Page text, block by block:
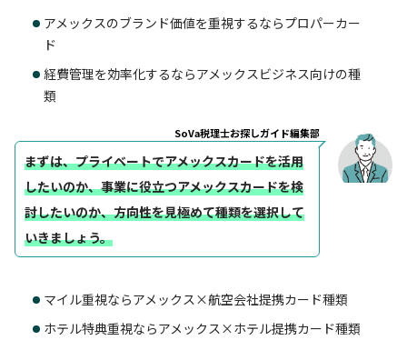
アメックスのブランド価値を重視するならプロパーカー
ド
経費管理を効率化するならアメックスビジネス向けの種
類
SoVa税理士お探しガイド編集部
まずは、プライベートでアメックスカードを活用
したいのか、事業に役立つアメックスカードを検
討したいのか、方向性を見極めて種類を選択して
いきましょう。
マイル重視ならアメックス×航空会社提携カード種類
ホテル特典重視ならアメックス×ホテル提携カード種類